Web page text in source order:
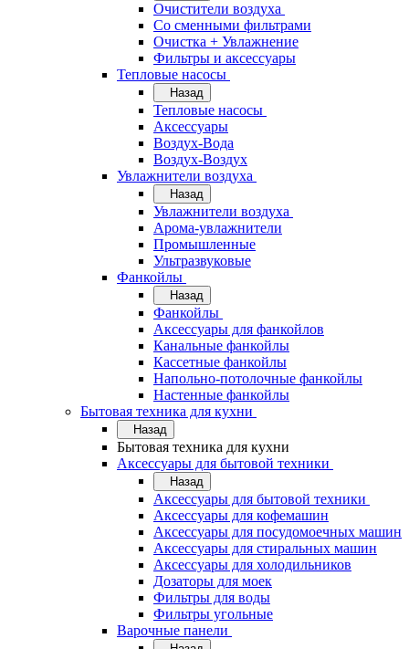
Очистители воздуха
Cо сменными фильтрами
Очистка + Увлажнение
Фильтры и аксессуары
Тепловые насосы
Назад
Тепловые насосы
Аксессуары
Воздух-Вода
Воздух-Воздух
Увлажнители воздуха
Назад
Увлажнители воздуха
Арома-увлажнители
Промышленные
Ультразвуковые
Фанкойлы
Назад
Фанкойлы
Аксессуары для фанкойлов
Канальные фанкойлы
Кассетные фанкойлы
Напольно-потолочные фанкойлы
Настенные фанкойлы
Бытовая техника для кухни
Назад
Бытовая техника для кухни
Аксессуары для бытовой техники
Назад
Аксессуары для бытовой техники
Аксессуары для кофемашин
Аксессуары для посудомоечных машин
Аксессуары для стиральных машин
Аксессуары для холодильников
Дозаторы для моек
Фильтры для воды
Фильтры угольные
Варочные панели